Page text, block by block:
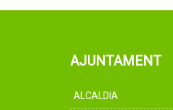
AJUNTAMENT
ALCALDIA